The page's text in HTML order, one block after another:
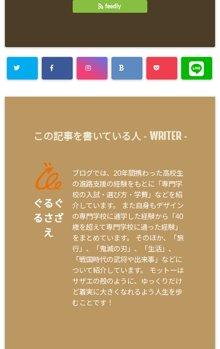
feedly
この記事を書いている人 - WRITER-
ぐるぐ
るさざ
え
ブログでは、20年間携わった高校生
の進路支援の経験をもとに「専門学
校の入試・選び方・学費」などを紹
介しています。 また自身もデザイン
の専門学校に通学した経験から「40
歳を超えて専門学校に通った経験」
をまとめています。 そのほか、「旅
行」、「鬼滅の刃」、「生活」、
「戦国時代の武将や出来事」などに
ついて紹介しています。 モットーは
サザエの殻のように、ゆっくりだけ
ど着実に大きくなれるよう人生を歩
むことです！